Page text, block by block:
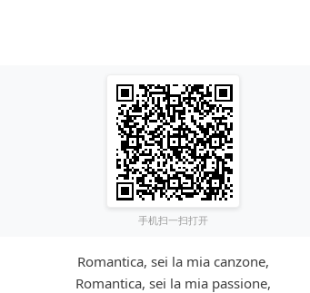
手机扫一扫打开
Romantica, sei la mia canzone,
Romantica, sei la mia passione,